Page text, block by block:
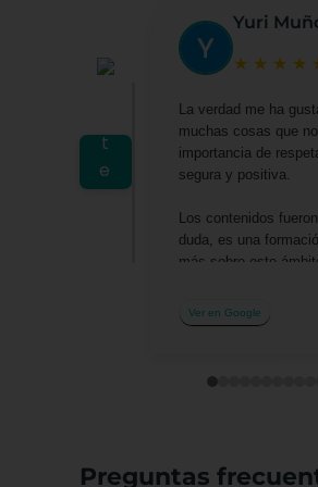
Yuri
★ ★ ★ ★
La verdad me ha
muchas cosas que
importancia de
segura y positiva.
Los contenidos
duda, es una
más sobre este
Ver en Google
Preguntas